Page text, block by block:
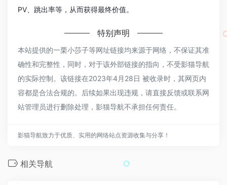
PV、跳出率等，从而获得最终价值。
特别声明
本站提供的一栗小莎子等网址链接均来源于网络，不保证其准
确性和完整性，同时，对于该外部链接的指向，不受影猫导航
的实际控制。该链接在2023年4月28日 被收录时，其网页内
容都是合法合规的。后续如果出现违规，请直接反馈或联系网
站管理员进行删除处理，影猫导航不承担任何责任。
影猫导航致力于优质、实用的网络站点资源收集与分享！
相关导航